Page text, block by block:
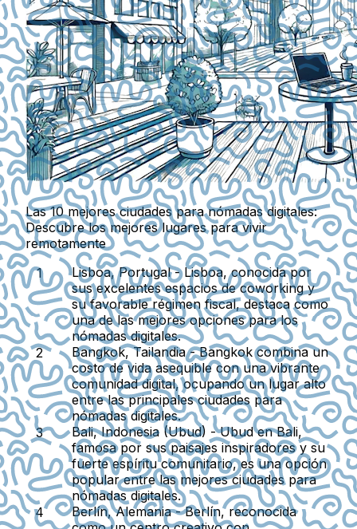
Las 10 mejores ciudades para nómadas digitales:
Descubre los mejores lugares para vivir
remotamente
Lisboa, Portugal- Lisboa, conocida por
sus excelentes espacios de coworking y
su favorable régimen fiscal, destaca como
una de las mejores opciones para los
nómadas digitales.
Bangkok, Tailandia- Bangkok combina un
costo de vida asequible con una vibrante
comunidad digital, ocupando un lugar alto
entre las principales ciudades para
nómadas digitales.
Bali, Indonesia (Ubud) - Ubud en Bali,
famosa por sus paisajes inspiradores y su
fuerte espíritu comunitario, es una opción
popular entre las mejores ciudades para
nómadas digitales.
Berlín, Alemania- Berlín, reconocida